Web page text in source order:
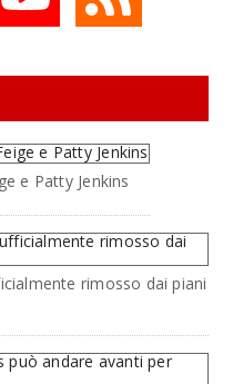
e Patty Jenkins
rimosso dai piani